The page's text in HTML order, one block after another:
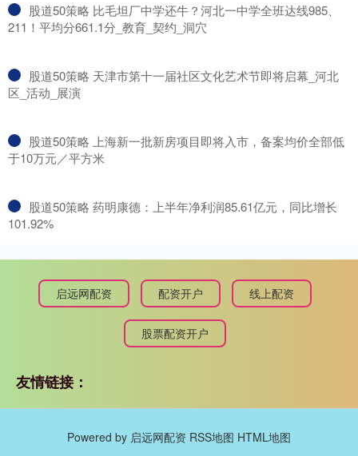
​股道50策略 比毛坦厂中学还牛？河北一中学全班达线985、
211！平均分661.1分_教育_契约_洞穴
​股道50策略 天津市第十一届社区文化艺术节即将启幕_河北
区_活动_展演
​股道50策略 上海新一批新房项目即将入市，备案均价全部低
于10万元／平方米
​股道50策略 药明康德：上半年净利润85.61亿元，同比增长
101.92%
启远网配资 配资开户 线上配资
股票配资开户
友情链接：
Powered by 启远网配资 RSS地图 HTML地图